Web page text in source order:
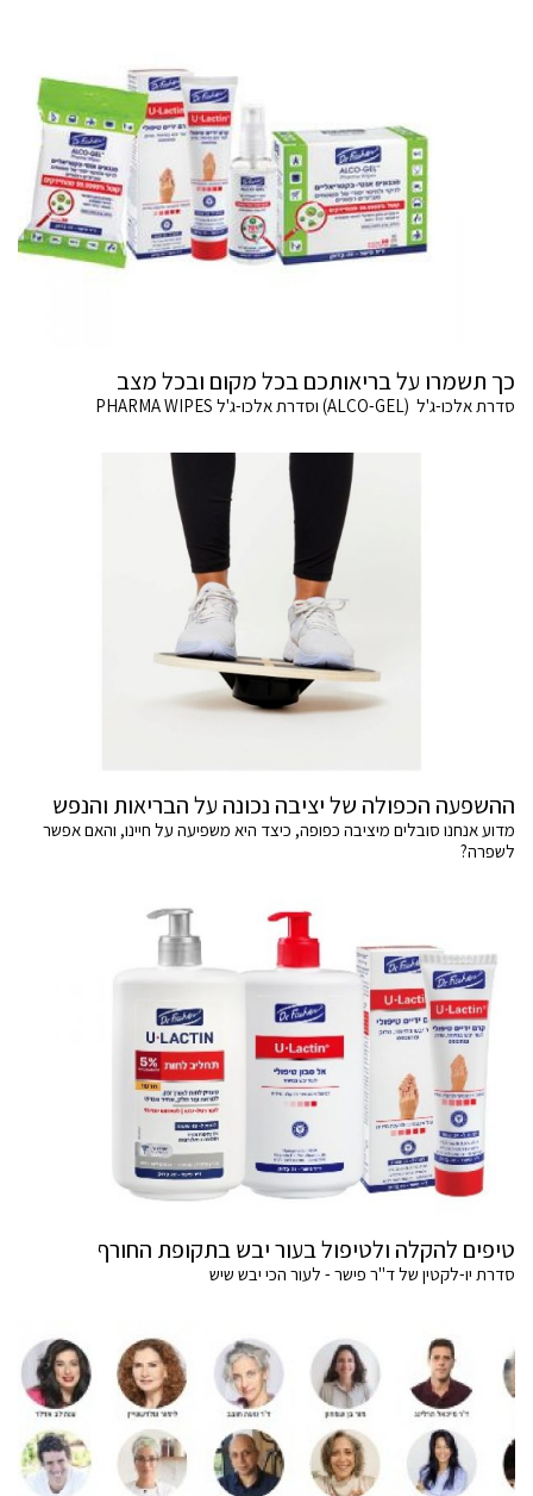
כך תשמרו על בריאותכם בכל מקום ובכל מצב
סדרת אלכו-ג'ל (ALCO-GEL) וסדרת אלכו-ג'ל PHARMA WIPES
ההשפעה הכפולה של יציבה נכונה על הבריאות והנפש
מדוע אנחנו סובלים מיציבה כפופה, כיצד היא משפיעה על חיינו, והאם אפשר
לשפרה?
טיפים להקלה ולטיפול בעור יבש בתקופת החורף
סדרת יו-לקטין של ד"ר פישר - לעור הכי יבש שיש